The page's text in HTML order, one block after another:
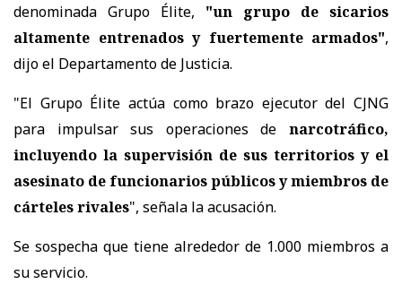
denominada Grupo Élite, "un grupo de sicarios
altamente entrenados y fuertemente armados",
dijo el Departamento de Justicia.
"El Grupo Élite actúa como brazo ejecutor del CJNG
para impulsar sus operaciones de narcotráfico,
incluyendo la supervisión de sus territorios y el
asesinato de funcionarios públicos y miembros de
cárteles rivales", señala la acusación.
Se sospecha que tiene alrededor de 1.000 miembros a
su servicio.